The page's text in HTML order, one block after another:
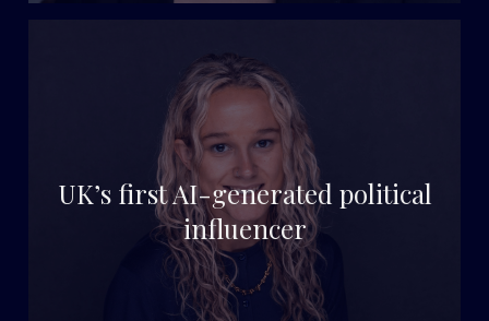
UK’s first AI-generated political
influencer